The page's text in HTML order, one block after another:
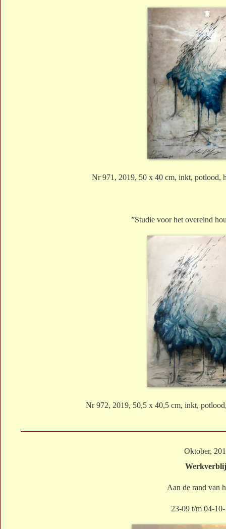
Nr 971, 2019, 50 x 40 cm, inkt, potlood,
”Studie voor het overeind
Nr 972, 2019, 50,5 x 40,5 cm, inkt,
Oktober,
Aan de rand van
23-09 t/m 04-